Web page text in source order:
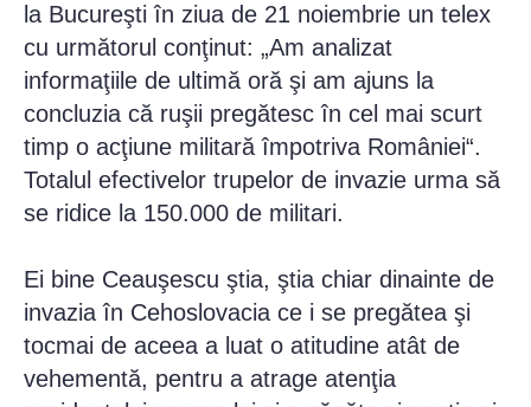
la Bucureşti în ziua de 21 noiembrie un telex
cu următorul conţinut: „Am analizat
informaţiile de ultimă oră şi am ajuns la
concluzia că ruşii pregătesc în cel mai scurt
timp o acţiune militară împotriva României“.
Totalul efectivelor trupelor de invazie urma să
se ridice la 150.000 de militari.
Ei bine Ceauşescu ştia, ştia chiar dinainte de
invazia în Cehoslovacia ce i se pregătea şi
tocmai de aceea a luat o atitudine atât de
vehementă, pentru a atrage atenţia